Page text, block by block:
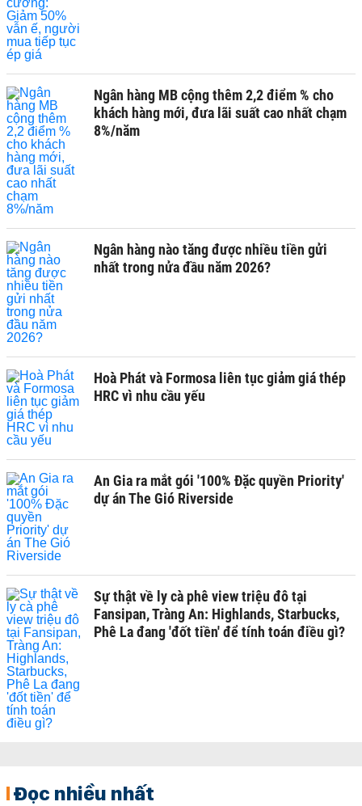
Ngân hàng MB cộng thêm 2,2 điểm % cho
khách hàng mới, đưa lãi suất cao nhất chạm
8%/năm
Ngân hàng nào tăng được nhiều tiền gửi
nhất trong nửa đầu năm 2026?
Hoà Phát và Formosa liên tục giảm giá thép
HRC vì nhu cầu yếu
An Gia ra mắt gói '100% Đặc quyền Priority'
dự án The Gió Riverside
Sự thật về ly cà phê view triệu đô tại
Fansipan, Tràng An: Highlands, Starbucks,
Phê La đang 'đốt tiền' để tính toán điều gì?
Đọc nhiều nhất